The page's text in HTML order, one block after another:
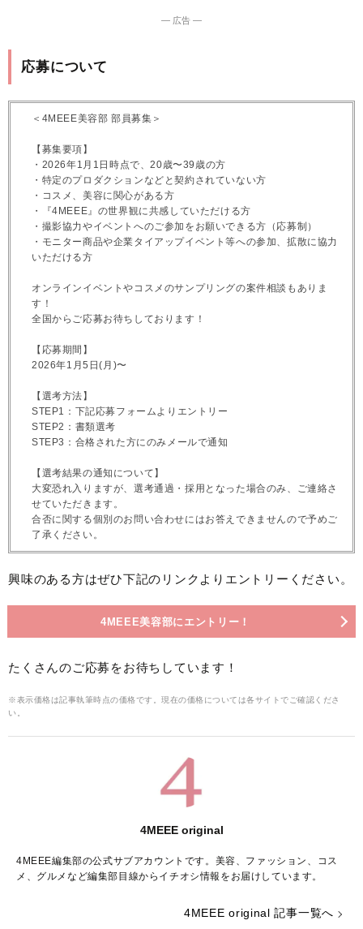
― 広告 ―
応募について
＜4MEEE美容部 部員募集＞
【募集要項】
・2026年1月1日時点で、20歳〜39歳の方
・特定のプロダクションなどと契約されていない方
・コスメ、美容に関心がある方
・『4MEEE』の世界観に共感していただける方
・撮影協力やイベントへのご参加をお願いできる方（応募制）
・モニター商品や企業タイアップイベント等への参加、拡散に協力
いただける方
オンラインイベントやコスメのサンプリングの案件相談もありま
す！
全国からご応募お待ちしております！
【応募期間】
2026年1月5日(月)〜
【選考方法】
STEP1：下記応募フォームよりエントリー
STEP2：書類選考
STEP3：合格された方にのみメールで通知
【選考結果の通知について】
大変恐れ入りますが、選考通過・採用となった場合のみ、ご連絡さ
せていただきます。
合否に関する個別のお問い合わせにはお答えできませんので予めご
了承ください。
興味のある方はぜひ下記のリンクよりエントリーください。
4MEEE美容部にエントリー！
たくさんのご応募をお待ちしています！
※表示価格は記事執筆時点の価格です。現在の価格については各サイトでご確認くださ
い。
4MEEE original
4MEEE編集部の公式サブアカウントです。美容、ファッション、コス
メ、グルメなど編集部目線からイチオシ情報をお届けしています。
4MEEE original 記事一覧へ